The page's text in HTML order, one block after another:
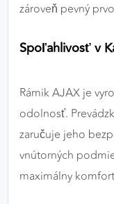
zároveň pevný
Spoľahlivosť v
Rámik AJAX je
odolnosť.
zaručuje jeho
vnútorných
maximálny